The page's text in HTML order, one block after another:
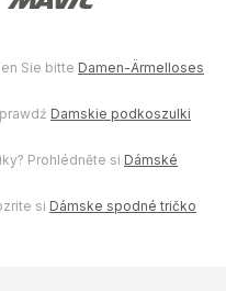
Sie bitte Damen-Ärmelloses
Damskie podkoszulki
Prohlédněte si Dámské
si Dámske spodné tričko